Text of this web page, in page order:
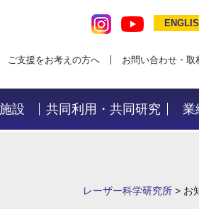
ご支援をお考えの方へ お問い合わせ・取
施設 共同利用・共同研究 業
レーザー科学研究所 > お